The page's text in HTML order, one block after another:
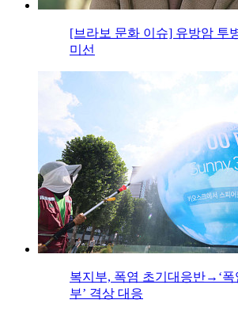
[브라보 문화 이슈] 유방암 투
미선
복지부, 폭염 초기대응반→‘
부’ 격상 대응